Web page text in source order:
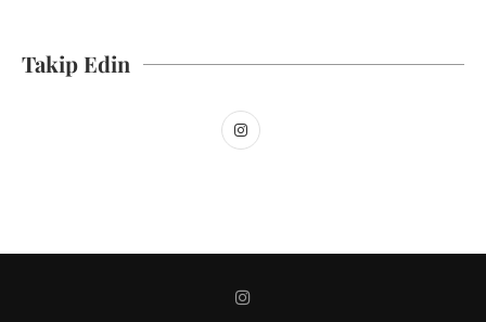
Takip Edin